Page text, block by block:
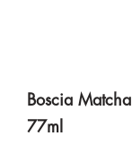
Boscia
77ml